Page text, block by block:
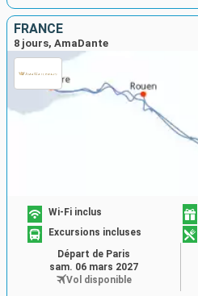
FRANCE
8 jours, AmaDante
Wi-Fi inclus
Excursions incluses
Départ de Paris
sam. 06 mars 2027
Vol disponible